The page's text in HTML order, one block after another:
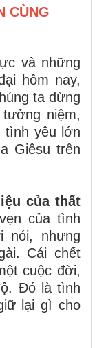
CÙNG
và những
hôm nay,
ta dừng
niệm,
tình yêu lớn
Giêsu trên
của thất
của tình
nói, nhưng
Cái chết
cuộc đời,
Đó là tình
lại gì cho